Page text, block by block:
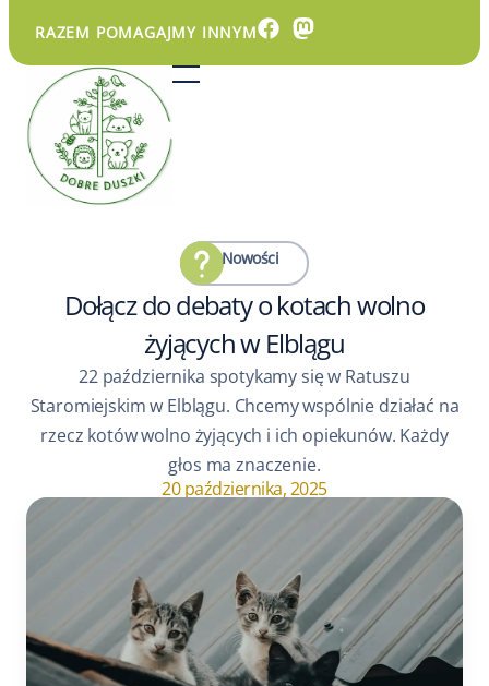
RAZEM POMAGAJMY INNYM
Nowości
Dołącz do debaty o kotach wolno
żyjących w Elblągu
22 października spotykamy się w Ratuszu
Staromiejskim w Elblągu. Chcemy wspólnie działać na
rzecz kotów wolno żyjących i ich opiekunów. Każdy
głos ma znaczenie.
20 października, 2025